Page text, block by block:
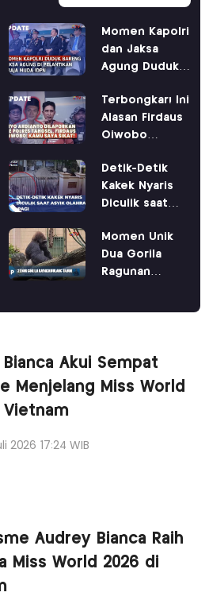
Momen Kapolri
dan Jaksa
Agung Duduk
di IPDN
Terbongkar! Ini
Alasan Firdaus
Oiwobo
Ardianto ke
Polres Tangsel
Detik-Detik
Kakek Nyaris
Diculik saat
di PIK
Momen Unik
Dua Gorila
Ragunan
Akui Sempat
Menjelang Miss World
Vietnam
2026 17:24 WIB
Audrey Bianca Raih
Miss World 2026 di